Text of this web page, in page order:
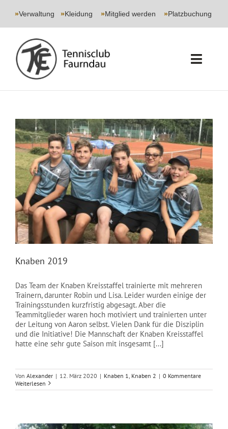
»Verwaltung »Kleidung »Mitglied werden »Platzbuchung
CLUB
SPORT
JUGEND
EVENTS
NEWS
Knaben 2019
Das Team der Knaben Kreisstaffel trainierte mit mehreren
Trainern, darunter Robin und Lisa. Leider wurden einige der
Trainingsstunden kurzfristig abgesagt. Aber die
Teammitglieder waren hoch motiviert und trainierten unter
der Leitung von Aaron selbst. Vielen Dank für die Disziplin
und die Initiative! Die Mannschaft der Knaben Kreisstaffel
hatte eine sehr gute Saison mit insgesamt [...]
Von Alexander | 12. März 2020 | Knaben 1 Knaben 2 | 0 Kommentare
Weiterlesen